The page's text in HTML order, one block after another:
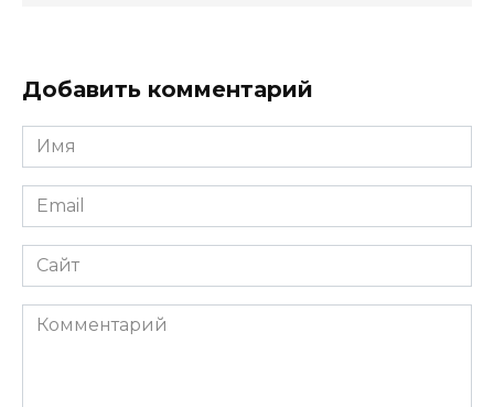
Добавить комментарий
Имя
*
Email
*
Сайт
Комментарий